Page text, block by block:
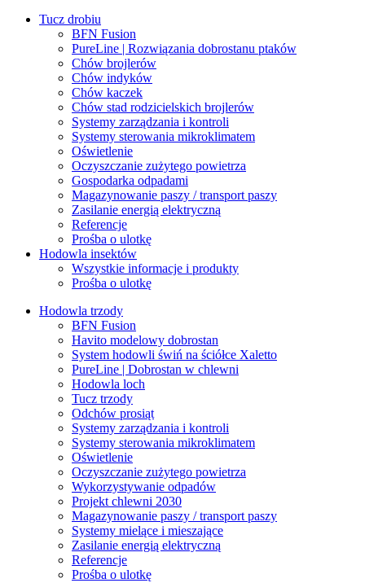
Tucz drobiu
BFN Fusion
PureLine | Rozwiązania dobrostanu ptaków
Chów brojlerów
Chów indyków
Chów kaczek
Chów stad rodzicielskich brojlerów
Systemy zarządzania i kontroli
Systemy sterowania mikroklimatem
Oświetlenie
Oczyszczanie zużytego powietrza
Gospodarka odpadami
Magazynowanie paszy / transport paszy
Zasilanie energią elektryczną
Referencje
Prośba o ulotkę
Hodowla insektów
Wszystkie informacje i produkty
Prośba o ulotkę
Hodowla trzody
BFN Fusion
Havito modelowy dobrostan
System hodowli świń na ściółce Xaletto
PureLine | Dobrostan w chlewni
Hodowla loch
Tucz trzody
Odchów prosiąt
Systemy zarządzania i kontroli
Systemy sterowania mikroklimatem
Oświetlenie
Oczyszczanie zużytego powietrza
Wykorzystywanie odpadów
Projekt chlewni 2030
Magazynowanie paszy / transport paszy
Systemy mielące i mieszające
Zasilanie energią elektryczną
Referencje
Prośba o ulotkę